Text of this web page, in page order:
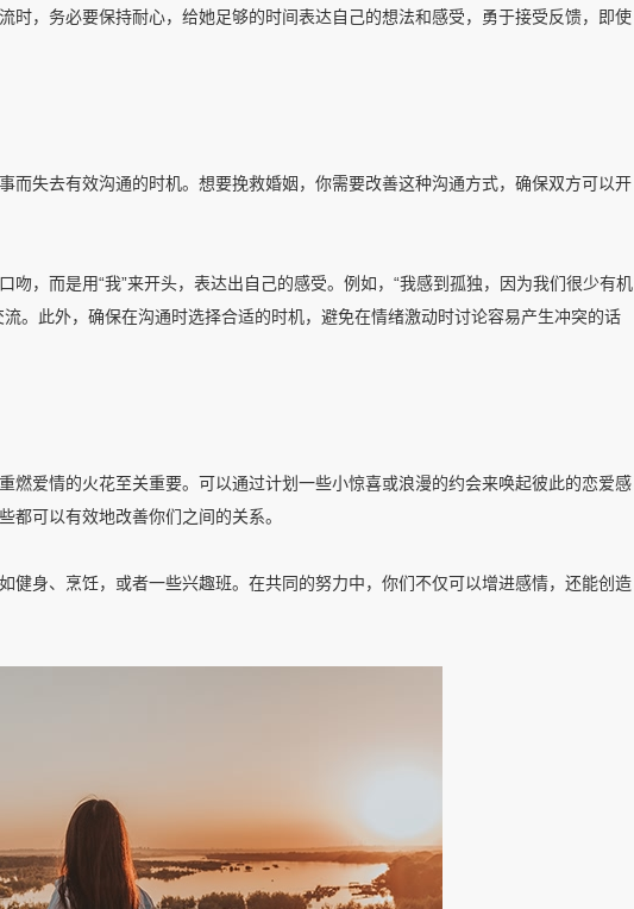
时，务必要保持耐心，给她足够的时间表达自己的想法和感受，勇于接受反馈，即使
而失去有效沟通的时机。想要挽救婚姻，你需要改善这种沟通方式，确保双方可以开
，而是用“我”来开头，表达出自己的感受。例如，“我感到孤独，因为我们很少有机
。此外，确保在沟通时选择合适的时机，避免在情绪激动时讨论容易产生冲突的话
燃爱情的火花至关重要。可以通过计划一些小惊喜或浪漫的约会来唤起彼此的恋爱感
都可以有效地改善你们之间的关系。
健身、烹饪，或者一些兴趣班。在共同的努力中，你们不仅可以增进感情，还能创造